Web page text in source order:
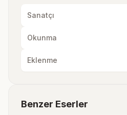
Sanatçı
Okunma
Eklenme
Benzer Eserler